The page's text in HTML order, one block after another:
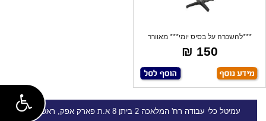
***להשכרה על בסיס יומי*** מאוורר
עמוד תע
150 ₪
עמיטל כלי עבודה רח' המלאכה 2 ביתן 8 א.ת פארק אפק, ראש העין